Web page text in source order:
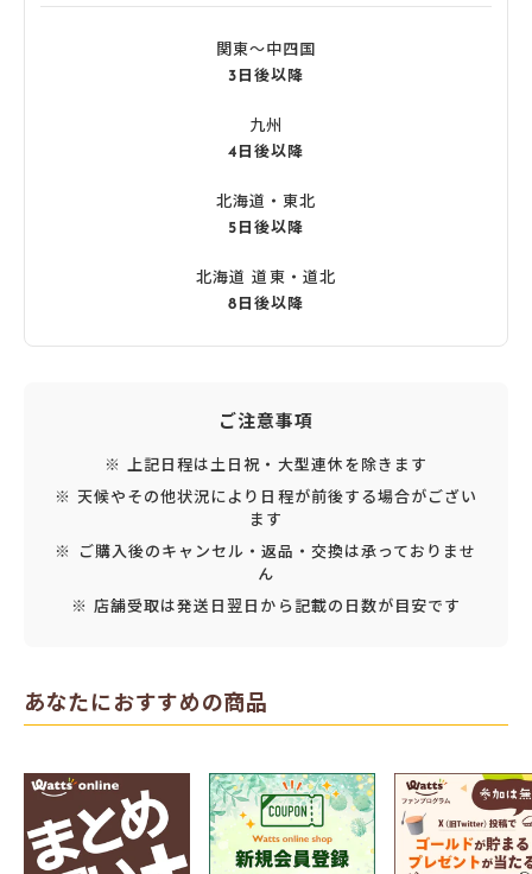
関東〜中四国
3日後以降
九州
4日後以降
北海道・東北
5日後以降
北海道 道東・道北
8日後以降
ご注意事項
※ 上記日程は土日祝・大型連休を除きます
※ 天候やその他状況により日程が前後する場合がござい
ます
※ ご購入後のキャンセル・返品・交換は承っておりませ
ん
※ 店舗受取は発送日翌日から記載の日数が目安です
あなたにおすすめの商品